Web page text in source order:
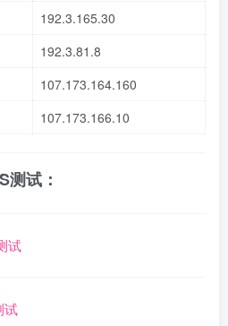
192.3.165.30
192.3.81.8
107.173.164.160
107.173.166.10
试：